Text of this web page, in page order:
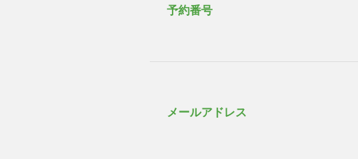
予約番号
メールアドレス